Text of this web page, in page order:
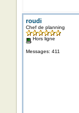
roudi
Chef de planning
Hors ligne
Messages: 411